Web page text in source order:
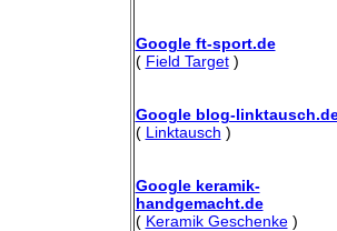
Google ft-sport.de
( Field Target)
Google blog-
( Linktausch )
Google keramik-
handgemacht.de
( Keramik Geschenke)